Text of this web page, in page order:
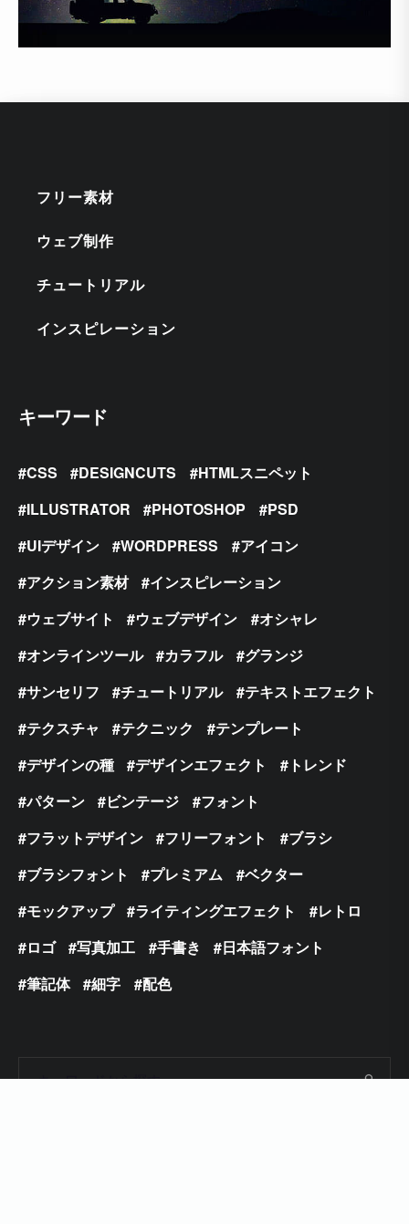
フリー素材
ウェブ制作
チュートリアル
インスピレーション
キーワード
CSS DESIGNCUTS
HTMLスニペット
ILLUSTRATOR
PHOTOSHOP
PSD
UIデザイン
WORDPRESS
アイコン
アクション素材
インスピレーション
ウェブサイト
ウェブデザイン
オシャレ
オンラインツール
カラフル
グランジ
サンセリフ
チュートリアル
テキストエフェクト
テクスチャ
テクニック
テンプレート
デザインの種
デザインエフェクト
トレンド
パターン
ビンテージ
フォント
フラットデザイン
フリーフォント
ブラシ
ブラシフォント
プレミアム
ベクター
モックアップ
ライティングエフェクト
レトロ
ロゴ
写真加工 手書き
日本語フォント
筆記体
細字 配色